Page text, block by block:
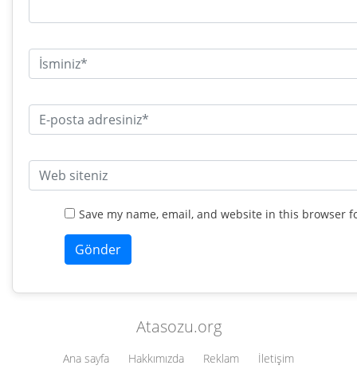
Save my name, email, and website in this browser
Atasozu.org
Ana sayfa Hakkımızda Reklam İletişim